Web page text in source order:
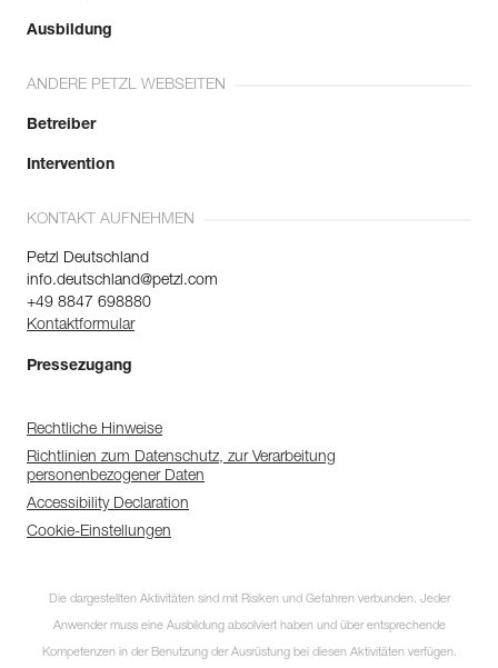
Ausbildung
ANDERE PETZL WEBSEITEN
Betreiber
Intervention
KONTAKT AUFNEHMEN
Petzl Deutschland
info.deutschland@petzl.com
+49 8847 698880
Kontaktformular
Pressezugang
Rechtliche Hinweise
Richtlinien zum Datenschutz, zur Verarbeitung
personenbezogener Daten
Accessibility Declaration
Cookie-Einstellungen
Die dargestellten Aktivitäten sind mit Risiken und Gefahren verbunden. Jeder
Anwender muss eine Ausbildung absolviert haben und über entsprechende
Kompetenzen in der Benutzung der Ausrüstung bei diesen Aktivitäten verfügen.